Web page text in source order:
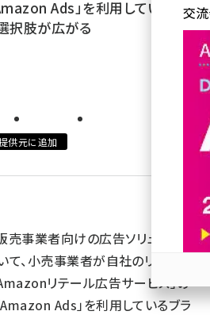
Ads」を利用しているブ
択肢が広がる
供元に追加
事業者向けの広告ソリューショ
て、小売事業者が自社のリテール
リテール広告サービス」の
Ads」を利用しているブラ
交
参